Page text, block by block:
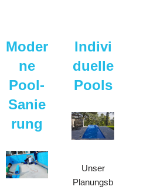
Moder
ne
Pool-
Sanie
rung
Indivi
duelle
Pools
Unser
Planungsb